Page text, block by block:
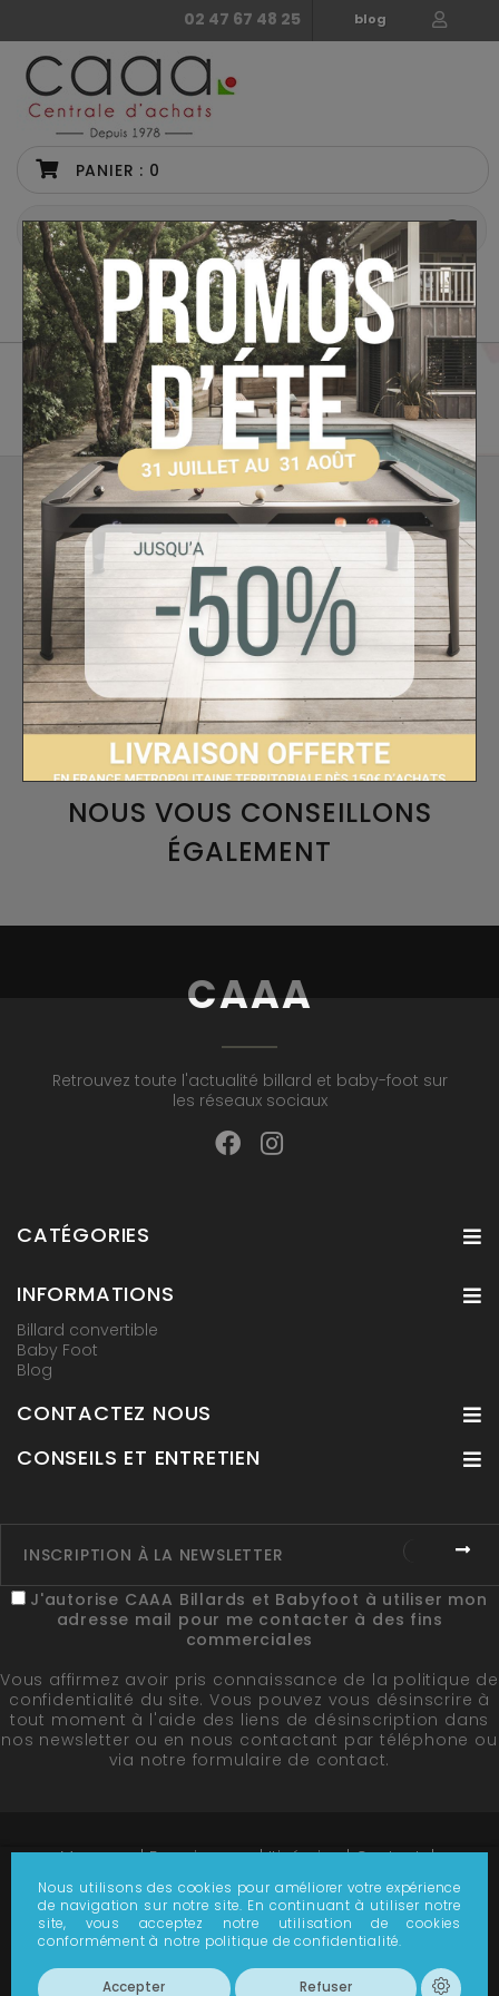
Nous utilisons des cookies pour améliorer votre expérience
de navigation sur notre site. En continuant à utiliser notre
site, vous acceptez notre utilisation de cookies
conformément à notre politique de confidentialité.
Accepter Refuser
blog
02 47 67 48 25
PANIER : 0
CATÉGORIES
Accueil
Liste des sous-catégories de Accueil :
Conseils et entretien
Liste des pages dans Accueil :
Livraison
Mentions légales
Conditions Générales de vente
Paiement sécurisé
Politique de confidentialité
NOUS VOUS CONSEILLONS
ÉGALEMENT
CAAA
Retrouvez toute l'actualité billard et baby-foot sur
les réseaux sociaux
CATÉGORIES
INFORMATIONS
Billard convertible
Baby Foot
Blog
CONTACTEZ NOUS
CONSEILS ET ENTRETIEN
J'autorise CAAA Billards et Babyfoot à utiliser mon
adresse mail pour me contacter à des fins
commerciales
Vous affirmez avoir pris connaissance de la politique de
confidentialité du site. Vous pouvez vous désinscrire à
tout moment à l'aide des liens de désinscription dans
nos newsletter ou en nous contactant par téléphone ou
via notre formulaire de contact.
Marques Fournisseurs Itinéraire
Contact
Plan du site
© 1978-2026 - CAAA - Tous droits réservés -Création
de site par Référencement Page 1